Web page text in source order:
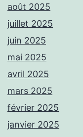
août 2025
juillet 2025
juin 2025
mai 2025
avril 2025
mars 2025
février 2025
janvier 2025